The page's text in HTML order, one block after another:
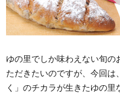
ゆの里でしか味わえない旬
ただきたいのですが、今回
く」のチカラが生きたゆの